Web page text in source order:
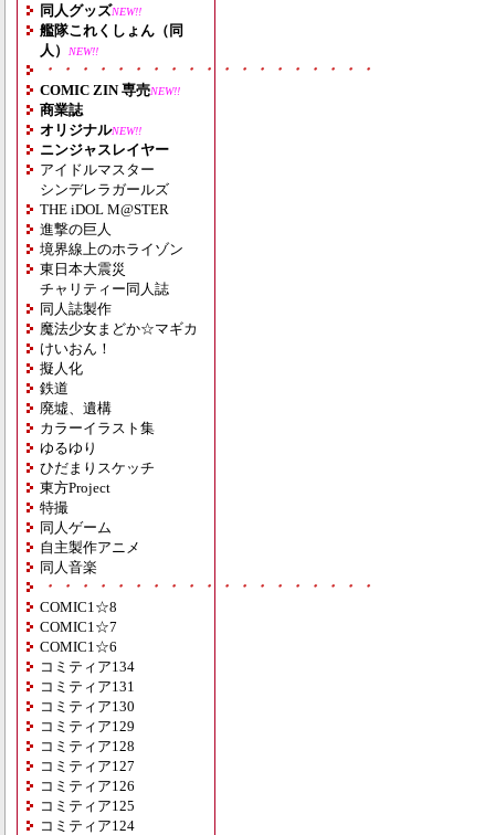
同人グッズNEW!!
艦隊これくしょん（同
人）
NEW!!
・・・・・・・・・・・・・・・・・・・
COMIC ZIN 専売NEW!!
商業誌
オリジナルNEW!!
ニンジャスレイヤー
アイドルマスター
シンデレラガールズ
THE iDOL M@STER
進撃の巨人
境界線上のホライゾン
東日本大震災
チャリティー同人誌
同人誌製作
魔法少女まどか☆マギカ
けいおん！
擬人化
鉄道
廃墟、遺構
カラーイラスト集
ゆるゆり
ひだまりスケッチ
東方Project
特撮
同人ゲーム
自主製作アニメ
同人音楽
・・・・・・・・・・・・・・・・・・・
COMIC1☆8
COMIC1☆7
COMIC1☆6
コミティア134
コミティア131
コミティア130
コミティア129
コミティア128
コミティア127
コミティア126
コミティア125
コミティア124